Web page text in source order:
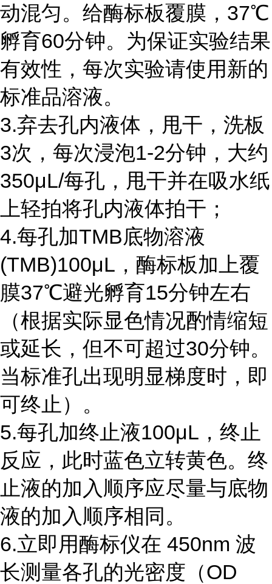
动混匀。给酶标板覆膜， 37℃
孵育60分钟。为保证实验结果
有效性，每次实验请使用新的
标准品溶液。
3.弃去孔内液体，甩干，洗板
3次，每次浸泡1-2分钟，大约
350μL/每孔，甩干并在吸水纸
上轻拍将孔内液体拍干；
4.每孔加TMB底物溶液
(TMB)100μL ，酶标板加上覆
膜37℃避光孵育15分钟左右
（根据实际显色情况酌情缩短
或延长，但不可超过30分钟。
当标准孔出现明显梯度时，即
可终止）。
5.每孔加终止液100μL ，终止
反应，此时蓝色立转黄色。终
止液的加入顺序应尽量与底物
液的加入顺序相同。
6.立即用酶标仪在 450nm 波
长测量各孔的光密度（OD